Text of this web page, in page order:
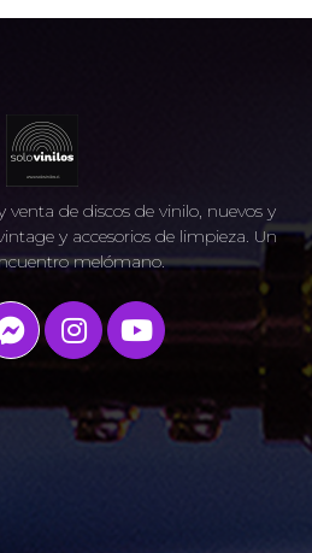
de discos de vinilo, nuevos y
y accesorios de limpieza. Un
melómano.